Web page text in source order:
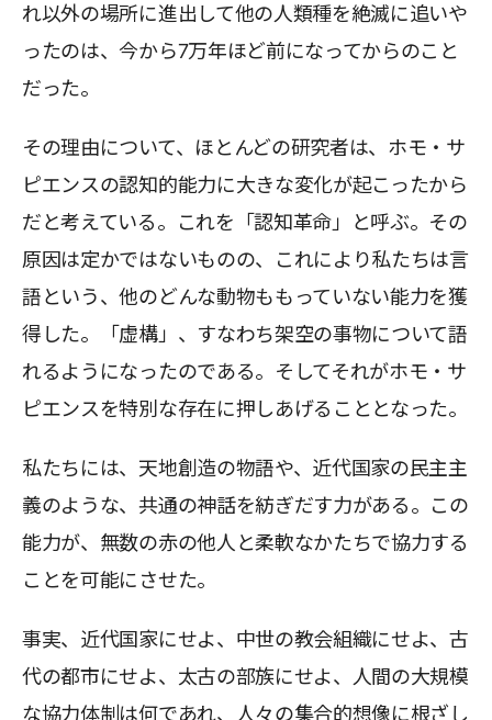
れ以外の場所に進出して他の人類種を絶滅に追いや
ったのは、今から7万年ほど前になってからのこと
だった。
その理由について、ほとんどの研究者は、ホモ・サ
ピエンスの認知的能力に大きな変化が起こったから
だと考えている。これを「認知革命」と呼ぶ。その
原因は定かではないものの、これにより私たちは言
語という、他のどんな動物ももっていない能力を獲
得した。「虚構」、すなわち架空の事物について語
れるようになったのである。そしてそれがホモ・サ
ピエンスを特別な存在に押しあげることとなった。
私たちには、天地創造の物語や、近代国家の民主主
義のような、共通の神話を紡ぎだす力がある。この
能力が、無数の赤の他人と柔軟なかたちで協力する
ことを可能にさせた。
事実、近代国家にせよ、中世の教会組織にせよ、古
代の都市にせよ、太古の部族にせよ、人間の大規模
な協力体制は何であれ、人々の集合的想像に根ざし